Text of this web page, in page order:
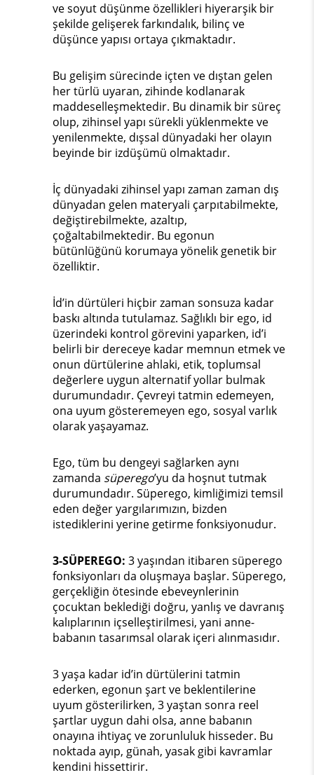
ve soyut düşünme özellikleri hiyerarşik bir
şekilde gelişerek farkındalık, bilinç ve
düşünce yapısı ortaya çıkmaktadır.
Bu gelişim sürecinde içten ve dıştan gelen
her türlü uyaran, zihinde kodlanarak
maddeselleşmektedir. Bu dinamik bir süreç
olup, zihinsel yapı sürekli yüklenmekte ve
yenilenmekte, dışsal dünyadaki her olayın
beyinde bir izdüşümü olmaktadır.
İç dünyadaki zihinsel yapı zaman zaman dış
dünyadan gelen materyali çarpıtabilmekte,
değiştirebilmekte, azaltıp,
çoğaltabilmektedir. Bu egonun
bütünlüğünü korumaya yönelik genetik bir
özelliktir.
İd’in dürtüleri hiçbir zaman sonsuza kadar
baskı altında tutulamaz. Sağlıklı bir ego, id
üzerindeki kontrol görevini yaparken, id’i
belirli bir dereceye kadar memnun etmek ve
onun dürtülerine ahlaki, etik, toplumsal
değerlere uygun alternatif yollar bulmak
durumundadır. Çevreyi tatmin edemeyen,
ona uyum gösteremeyen ego, sosyal varlık
olarak yaşayamaz.
Ego, tüm bu dengeyi sağlarken aynı
zamanda süperego’yu da hoşnut tutmak
durumundadır. Süperego, kimliğimizi temsil
eden değer yargılarımızın, bizden
istediklerini yerine getirme fonksiyonudur.
3-SÜPEREGO: 3 yaşından itibaren süperego
fonksiyonları da oluşmaya başlar. Süperego,
gerçekliğin ötesinde ebeveynlerinin
çocuktan beklediği doğru, yanlış ve davranış
kalıplarının içselleştirilmesi, yani anne-
babanın tasarımsal olarak içeri alınmasıdır.
3 yaşa kadar id’in dürtülerini tatmin
ederken, egonun şart ve beklentilerine
uyum gösterilirken, 3 yaştan sonra reel
şartlar uygun dahi olsa, anne babanın
onayına ihtiyaç ve zorunluluk hisseder. Bu
noktada ayıp, günah, yasak gibi kavramlar
kendini hissettirir.